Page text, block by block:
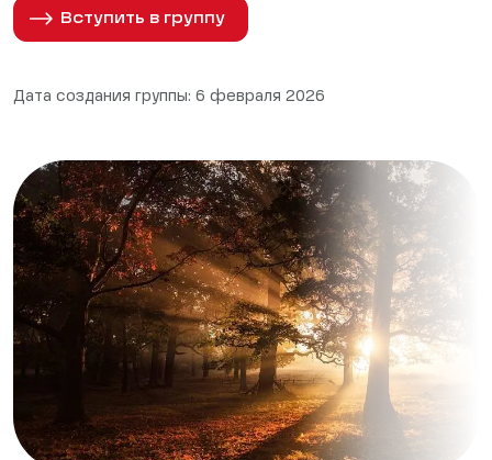
Вступить в группу
Дата создания группы: 6 февраля 2026